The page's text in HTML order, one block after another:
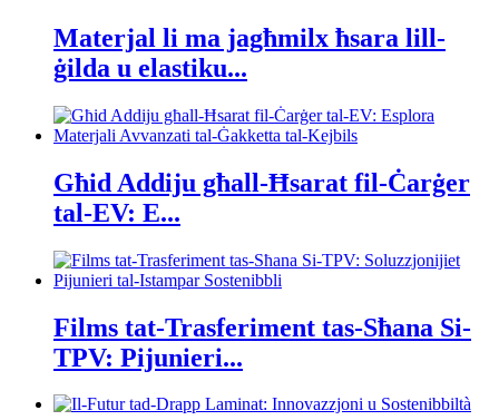
Materjal li ma jagħmilx ħsara lill-
ġilda u elastiku...
Għid Addiju għall-Ħsarat fil-Ċarġer
tal-EV: E...
Films tat-Trasferiment tas-Sħana Si-
TPV: Pijunieri...